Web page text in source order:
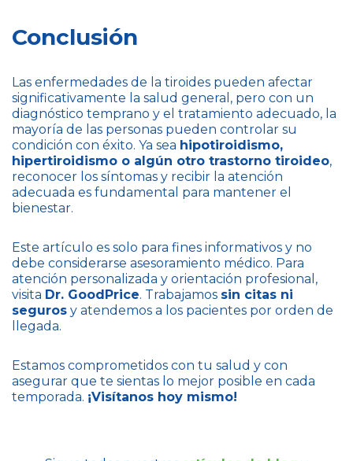
Conclusión
Las enfermedades de la tiroides pueden afectar
significativamente la salud general, pero con un
diagnóstico temprano y el tratamiento adecuado, la
mayoría de las personas pueden controlar su
condición con éxito. Ya sea hipotiroidismo,
hipertiroidismo o algún otro trastorno tiroideo,
reconocer los síntomas y recibir la atención
adecuada es fundamental para mantener el
bienestar.
Este artículo es solo para fines informativos y no
debe considerarse asesoramiento médico. Para
atención personalizada y orientación profesional,
visita Dr. GoodPrice. Trabajamos sin citas ni
seguros y atendemos a los pacientes por orden de
llegada.
Estamos comprometidos con tu salud y con
asegurar que te sientas lo mejor posible en cada
temporada. ¡Visítanos hoy mismo!